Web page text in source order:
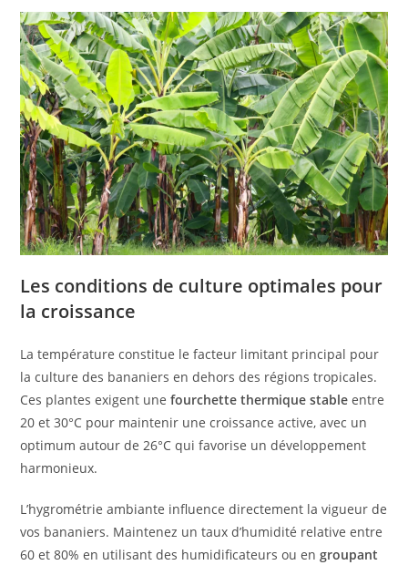
Les conditions de culture optimales pour
la croissance
La température constitue le facteur limitant principal pour
la culture des bananiers en dehors des régions tropicales.
Ces plantes exigent unefourchette thermique stable entre
20 et 30°C pour maintenir une croissance active, avec un
optimum autour de 26°C qui favorise un développement
harmonieux.
L’hygrométrie ambiante influence directement la vigueur de
vos bananiers. Maintenez un taux d’humidité relative entre
60 et 80% en utilisant des humidificateurs ou engroupant